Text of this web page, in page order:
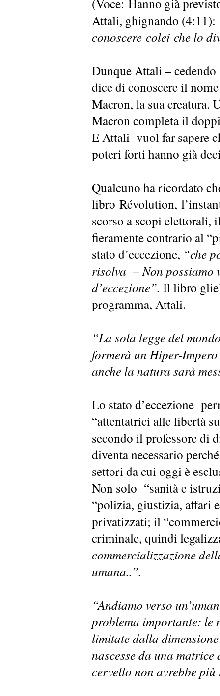
(Voce: Hanno già
Attali, ghignando (4:11):
conoscere colei che lo
Dunque Attali –
dice di conoscere il
Macron, la sua creatura.
Macron completa il
E Attali vuol far sapere
poteri forti hanno già
Qualcuno ha ricordato
libro Révolution,
scorso a scopi elettorali,
fieramente contrario al
stato d’eccezione, “che
risolva – Non possiamo
d’eccezione”. Il libro
programma, Attali.
“La sola legge del
formerà un Hiper-
anche la natura sarà
Lo stato d’eccezione
“attentatrici alle libertà
secondo il professore di
diventa necessario
settori da cui oggi è
Non solo “sanità e
“polizia, giustizia, affari
privatizzati; il
criminale, quindi
commercializzazione
umana..”.
“Andiamo verso
problema importante: le
limitate dalla
nascesse da una
cervello non avrebbe